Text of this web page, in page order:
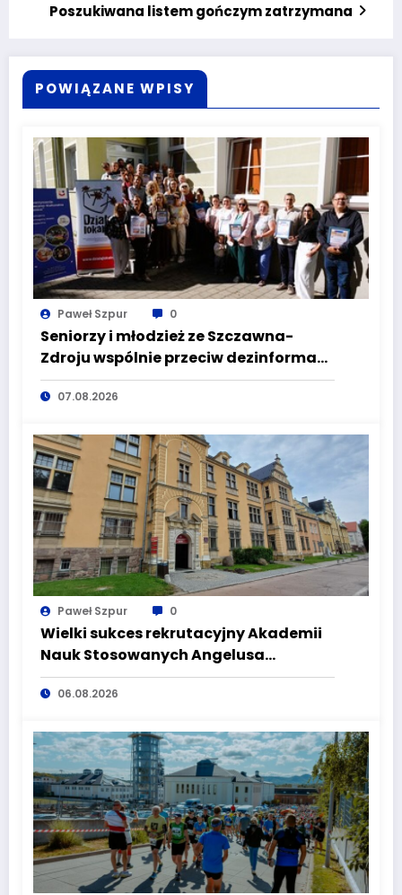
Poszukiwana listem gończym zatrzymana
POWIĄZANE WPISY
Paweł Szpur 0
Seniorzy i młodzież ze Szczawna-
Zdroju wspólnie przeciw dezinformacji
i manipulacji
07.08.2026
Paweł Szpur 0
Wielki sukces rekrutacyjny Akademii
Nauk Stosowanych Angelusa
Silesiusa! Uczelnia bije rekordy, ale Ty
wciąż masz szansę – weź udział w II
06.08.2026